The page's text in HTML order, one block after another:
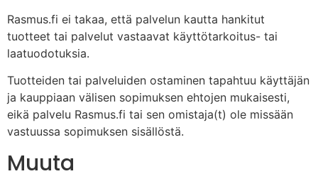
Rasmus.fi ei takaa, että palvelun kautta hankitut
tuotteet tai palvelut vastaavat käyttötarkoitus- tai
laatuodotuksia.
Tuotteiden tai palveluiden ostaminen tapahtuu käyttäjän
ja kauppiaan välisen sopimuksen ehtojen mukaisesti,
eikä palvelu Rasmus.fi tai sen omistaja(t) ole missään
vastuussa sopimuksen sisällöstä.
Muuta